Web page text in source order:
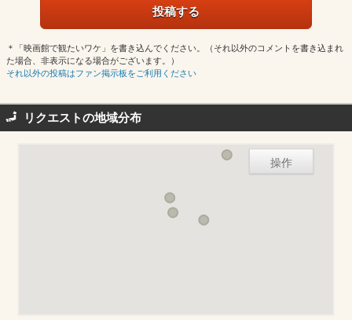
＊「映画館で観たいワケ」を書き込んでください。（それ以外のコメントを書き込まれ
た場合、非表示になる場合がございます。）
それ以外の投稿はファン掲示板をご利用ください
リクエストの地域分布
操作